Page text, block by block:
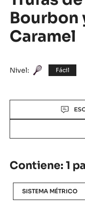
Bourbon
Caramel
Nivel: Fácil
Contiene: 1
SISTEMA MÉTRICO